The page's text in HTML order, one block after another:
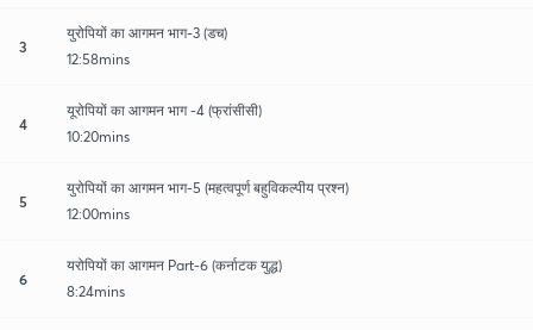
3
युरोपियों का आगमन भाग-3 (डच)
12:58mins
4
यूरोपियों का आगमन भाग -4 (फ्रांसीसी)
10:20mins
5
युरोपियों का आगमन भाग-5 (महत्वपूर्ण बहुविकल्पीय प्रश्न)
12:00mins
6
यरोपियों का आगमन Part-6 (कर्नाटक युद्ध)
8:24mins